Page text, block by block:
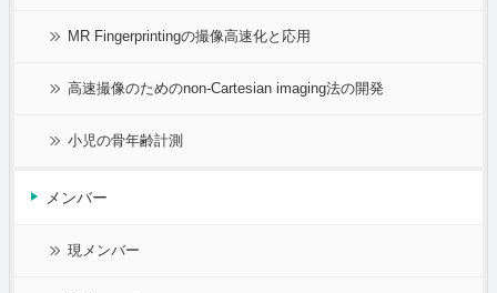
MR Fingerprintingの撮像高速化と応用
高速撮像のためのnon-Cartesian imaging法の開発
小児の骨年齢計測
メンバー
現メンバー